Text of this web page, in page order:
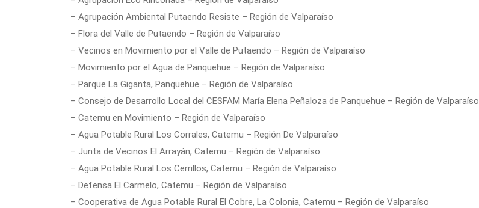
– Agrupación Ambiental Putaendo Resiste – Región de Valparaíso
– Flora del Valle de Putaendo – Región de Valparaíso
– Vecinos en Movimiento por el Valle de Putaendo – Región de Valparaíso
– Movimiento por el Agua de Panquehue – Región de Valparaíso
– Parque La Giganta, Panquehue – Región de Valparaíso
– Consejo de Desarrollo Local del CESFAM María Elena Peñaloza de Panquehue – Región de Valparaíso
– Catemu en Movimiento – Región de Valparaíso
– Agua Potable Rural Los Corrales, Catemu – Región De Valparaíso
– Junta de Vecinos El Arrayán, Catemu – Región de Valparaíso
– Agua Potable Rural Los Cerrillos, Catemu – Región de Valparaíso
– Defensa El Carmelo, Catemu – Región de Valparaíso
– Cooperativa de Agua Potable Rural El Cobre, La Colonia, Catemu – Región de Valparaíso